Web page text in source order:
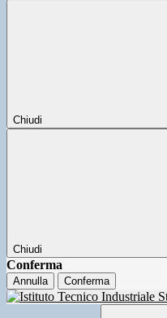
Chiudi
Chiudi
Conferma
Annulla Conferma